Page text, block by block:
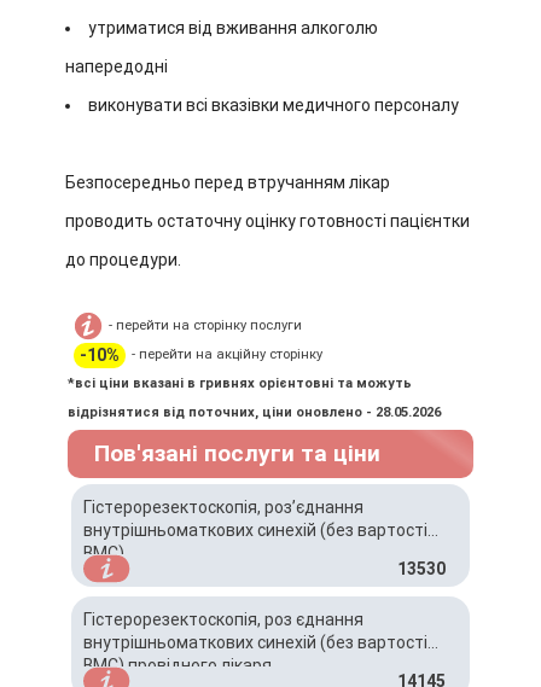
утриматися від вживання алкоголю
напередодні
виконувати всі вказівки медичного персоналу
Безпосередньо перед втручанням лікар
проводить остаточну оцінку готовності пацієнтки
до процедури.
- перейти на сторінку послуги
-10%
- перейти на акційну сторінку
*всі ціни вказані в гривнях орієнтовні та можуть
відрізнятися від поточних, ціни оновлено - 28.05.2026
Пов'язані послуги та ціни
Гістерорезектоскопія, роз’єднання
внутрішньоматкових синехій (без вартості
ВМС)
13530
Гістерорезектоскопія, роз єднання
внутрішньоматкових синехій (без вартості
ВМС) провідного лікаря
14145